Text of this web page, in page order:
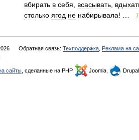
вбирать в себя всасывать
столько ягод не набирывала! …
Обратная связь: Техподдержка Реклама на
сайты , сделанные на PHP, Joomla, Drupal,